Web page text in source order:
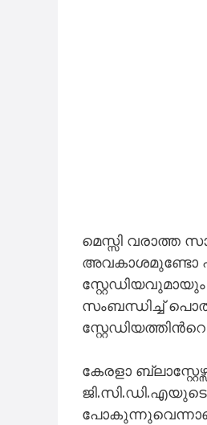
മെസ്സി വരാത്ത
അവകാശമുണ്ടോ
സംബന്ധിച്ച്
കേരളാ
ജി.സി.ഡി.എയുടെ
പോകുന്നുവെന്നാണ്